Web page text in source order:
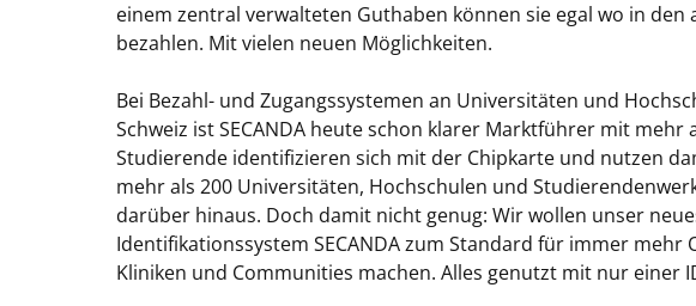
einem zentral verwalteten Guthaben können sie egal wo in den
bezahlen. Mit vielen neuen Möglichkeiten.
Bei Bezahl- und Zugangssystemen an Universitäten und
Schweiz ist SECANDA heute schon klarer Marktführer mit mehr
Studierende identifizieren sich mit der Chipkarte und nutzen
mehr als 200 Universitäten, Hochschulen und
darüber hinaus. Doch damit nicht genug: Wir wollen unser
Identifikationssystem SECANDA zum Standard für immer
Kliniken und Communities machen. Alles genutzt mit nur einer